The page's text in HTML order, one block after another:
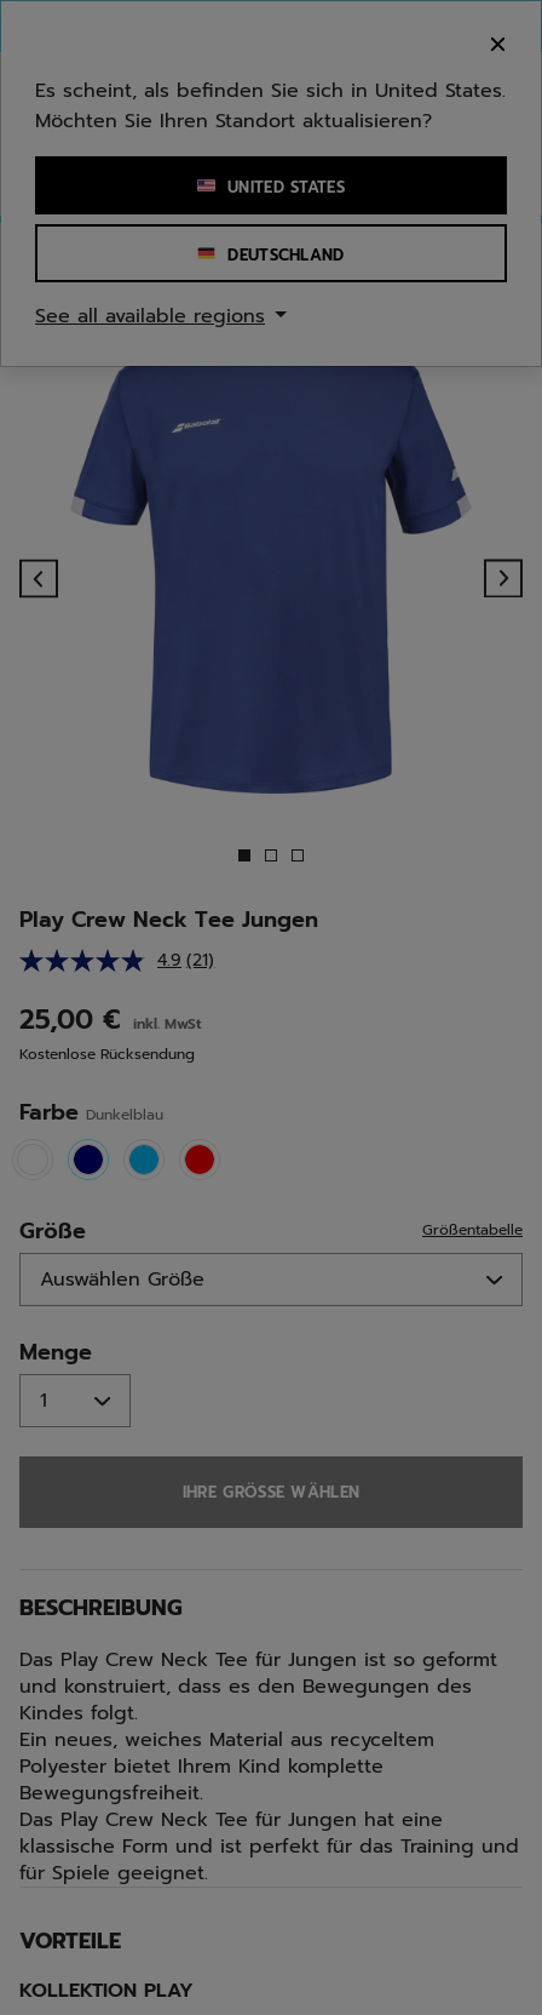
Stichwort oder Artikelnummer eingeben
Play Crew Neck Tee Jungen
4.9 21
Link
auf
derselben
(21)
25,00 €
inkl. MwSt
Kostenlose Rücksendung
Farbe Dunkelblau
selected
Größe Größentabelle
Menge
IHRE GRÖSSE WÄHLEN
BESCHREIBUNG
Das Play Crew Neck Tee für Jungen ist so geformt
und konstruiert, dass es den Bewegungen des
Kindes folgt.
Ein neues, weiches Material aus recyceltem
Polyester bietet Ihrem Kind komplette
Bewegungsfreiheit.
Das Play Crew Neck Tee für Jungen hat eine
klassische Form und ist perfekt für das Training und
für Spiele geeignet.
VORTEILE
KOLLEKTION PLAY
Es scheint, als befinden Sie sich in United States.
Möchten Sie Ihren Standort aktualisieren?
UNITED STATES
DEUTSCHLAND
See all available regions